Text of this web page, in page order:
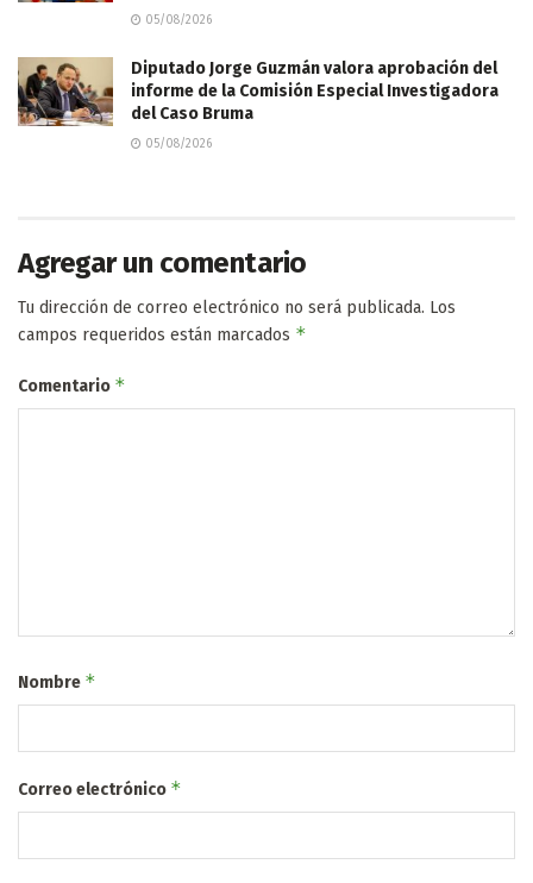
05/08/2026
Diputado Jorge Guzmán valora aprobación del
informe de la Comisión Especial Investigadora
del Caso Bruma
05/08/2026
Agregar un comentario
Tu dirección de correo electrónico no será publicada. Los
campos requeridos están marcados *
Comentario *
Nombre *
Correo electrónico *